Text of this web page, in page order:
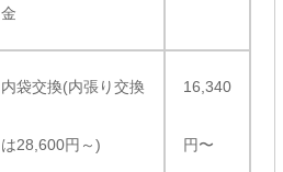
金
内袋交換(内張り交換
は28,600円～)
16,340
円〜